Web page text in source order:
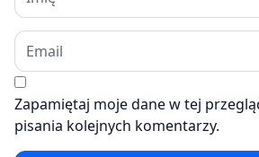
Zapamiętaj moje dane w tej
pisania kolejnych komentarzy.